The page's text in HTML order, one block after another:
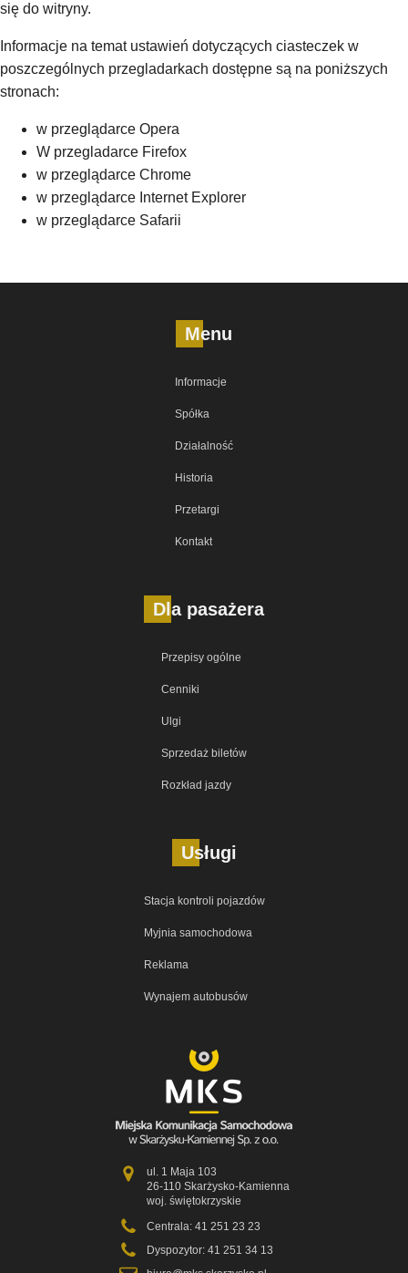
się do witryny.
Informacje na temat ustawień dotyczących ciasteczek w
poszczególnych przegladarkach dostępne są na poniższych
stronach:
w przeglądarce Opera
W przegladarce Firefox
w przeglądarce Chrome
w przeglądarce Internet Explorer
w przeglądarce Safarii
Menu
Informacje
Spółka
Działalność
Historia
Przetargi
Kontakt
Dla pasażera
Przepisy ogólne
Cenniki
Ulgi
Sprzedaż biletów
Rozkład jazdy
Usługi
Stacja kontroli pojazdów
Myjnia samochodowa
Reklama
Wynajem autobusów
ul. 1 Maja 103
26-110 Skarżysko-Kamienna
woj. świętokrzyskie
Centrala: 41 251 23 23
Dyspozytor: 41 251 34 13